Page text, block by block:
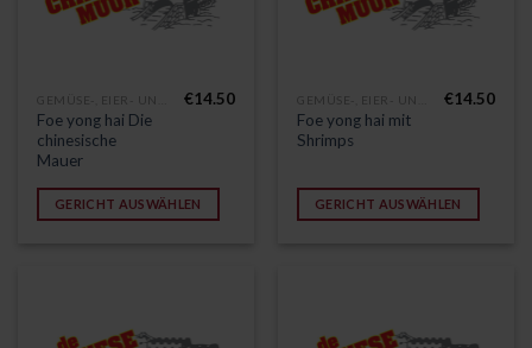
Foe yong hai Die
chinesische
Mauer
€14.50
GERICHT AUSWÄHLEN
Foe yong hai mit
Shrimps
€14.50
GERICHT AUSWÄHLEN